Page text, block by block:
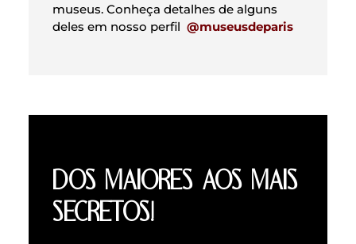
museus. Conheça detalhes de alguns
deles em nosso perfil@museusdeparis
DOS MAIORES AOS MAIS
SECRETOS!